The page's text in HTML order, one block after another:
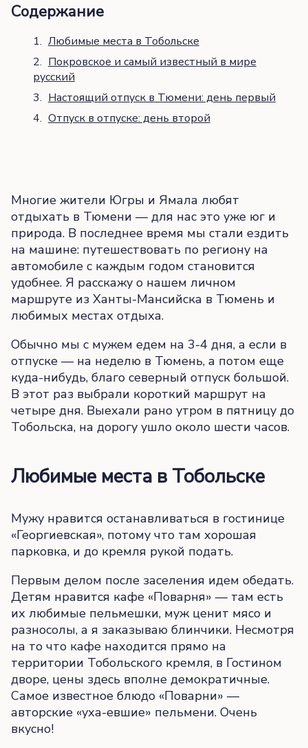
Содержание
Любимые места в Тобольске
Покровское и самый известный в мире
русский
Настоящий отпуск в Тюмени: день первый
Отпуск в отпуске: день второй
Многие жители Югры и Ямала любят
отдыхать в Тюмени — для нас это уже юг и
природа. В последнее время мы стали ездить
на машине: путешествовать по региону на
автомобиле с каждым годом становится
удобнее. Я расскажу о нашем личном
маршруте из Ханты-Мансийска в Тюмень и
любимых местах отдыха.
Обычно мы с мужем едем на 3-4 дня, а если в
отпуске — на неделю в Тюмень, а потом еще
куда-нибудь, благо северный отпуск большой.
В этот раз выбрали короткий маршрут на
четыре дня. Выехали рано утром в пятницу до
Тобольска, на дорогу ушло около шести часов.
Любимые места в Тобольске
Мужу нравится останавливаться в гостинице
«Георгиевская», потому что там хорошая
парковка, и до кремля рукой подать.
Первым делом после заселения идем обедать.
Детям нравится кафе «Поварня» — там есть
их любимые пельмешки, муж ценит мясо и
разносолы, а я заказываю блинчики. Несмотря
на то что кафе находится прямо на
территории Тобольского кремля, в Гостином
дворе, цены здесь вполне демократичные.
Самое известное блюдо «Поварни» —
авторские «уха-евшие» пельмени. Очень
вкусно!